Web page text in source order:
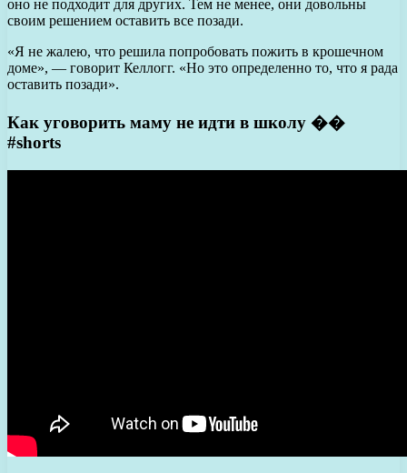
оно не подходит для других. Тем не менее, они довольны
своим решением оставить все позади.
«Я не жалею, что решила попробовать пожить в крошечном
доме», — говорит Келлогг. «Но это определенно то, что я рада
оставить позади».
Как уговорить маму не идти в школу ��
#shorts